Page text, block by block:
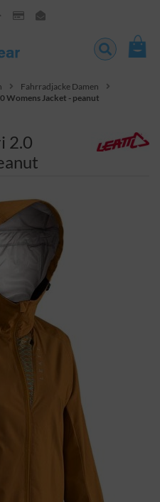
Fahrradjacke Damen
Womens Jacket - peanut
2.0